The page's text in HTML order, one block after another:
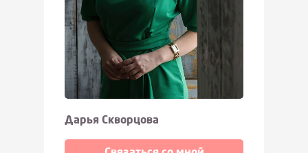
Дарья Скворцова